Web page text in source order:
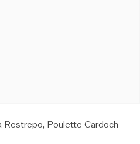
Restrepo Poulette Cardoch